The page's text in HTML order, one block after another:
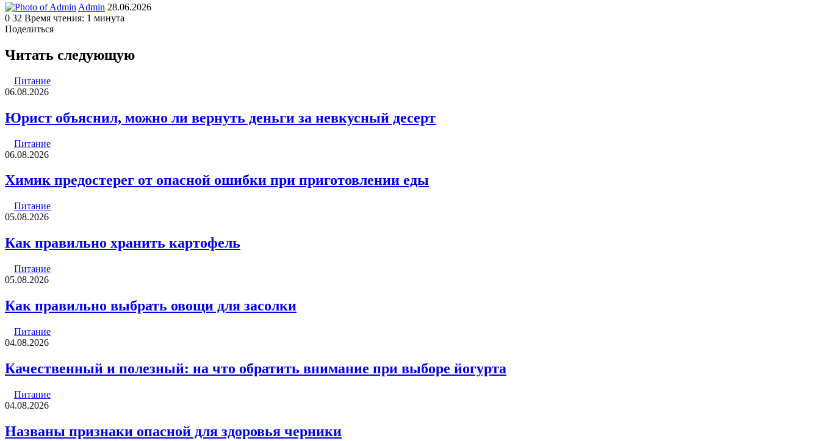
Admin Send
an
28.06.2026
0 32 Время чтения: 1 минута
Поделиться
через
электронную
Читать следующую
Питание
06.08.2026
Юрист объяснил, можно ли вернуть деньги за невкусный десерт
Питание
06.08.2026
Химик предостерег от опасной ошибки при приготовлении еды
Питание
05.08.2026
Как правильно хранить картофель
Питание
05.08.2026
Как правильно выбрать овощи для засолки
Питание
04.08.2026
Качественный и полезный: на что обратить внимание при выборе йогурта
Питание
04.08.2026
Названы признаки опасной для здоровья черники